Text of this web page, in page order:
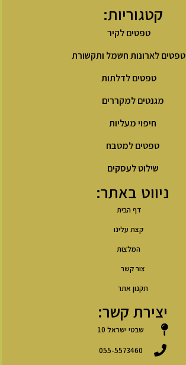
קטגוריות:
טפטים לקיר
טפטים לארונות חשמל ותקשורת
טפטים לדלתות
מגנטים למקררים
חיפוי מעליות
טפטים למטבח
שילוט לעסקים
ניווט באתר:
דף הבית
קצת עלינו
המלצות
צור קשר
תקנון אתר
יצירת קשר:
שבטי ישראל 10
055-5573460